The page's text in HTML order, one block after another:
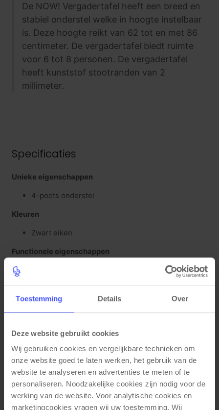
Toestemming Details Over
Deze website gebruikt cookies
Wij gebruiken cookies en vergelijkbare technieken om
onze website goed te laten werken, het gebruik van de
website te analyseren en advertenties te meten of te
personaliseren. Noodzakelijke cookies zijn nodig voor de
werking van de website. Voor analytische cookies en
marketingcookies vragen wij uw toestemming. Wij
De NOW! Vergadertafel heeft een breed en
stabiel onderstel welke in hoogte instelbaar
is. Deze hoogte reikt van 62 tot en met 86
centimeter. De vergadertafel biedt ruimte
voor 6 tot 8 personen. De vergadertafel
heeft kunststof stootranden van 2
millimeter.
Specificaties
Unieke eigenschappen
4-poots onderstel
Kleuren
Zwart eiken
Functionele eigenschappen
Gerelateerde producten
AANBIEDING